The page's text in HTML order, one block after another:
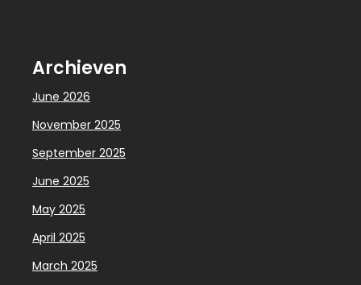
Archieven
June 2026
November 2025
September 2025
June 2025
May 2025
April 2025
March 2025